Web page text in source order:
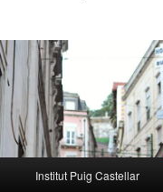
principal
Institut Puig Castellar